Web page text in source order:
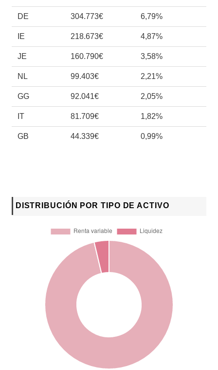
DE 304.773€ 6,79%
IE 218.673€ 4,87%
JE 160.790€ 3,58%
NL 99.403€ 2,21%
GG 92.041€ 2,05%
IT 81.709€ 1,82%
GB 44.339€ 0,99%
DISTRIBUCIÓN POR TIPO DE ACTIVO